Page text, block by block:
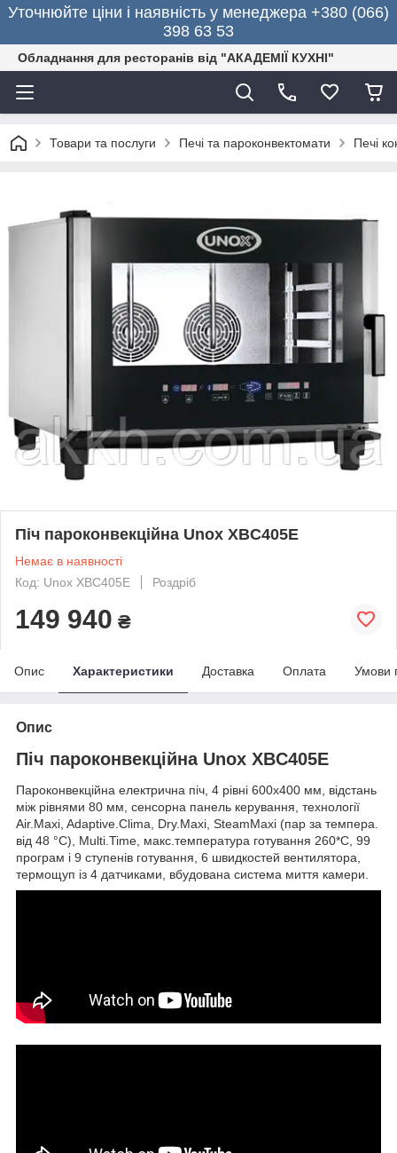
Уточнюйте ціни і наявність у менеджера +380 (066)
398 63 53
Обладнання для ресторанів від "АКАДЕМІЇ КУХНІ"
Товари та послуги Печі та пароконвектомати Печі
Піч пароконвекційна Unox XBC405E
Немає в наявності
Код: Unox XBC405E
Роздріб
149 940 ₴
Опис Характеристики Доставка Оплата Умови
Опис
Піч пароконвекційна Unox XBC405E
Пароконвекційна електрична піч, 4 рівні 600x400 мм, відстань
між рівнями 80 мм, сенсорна панель керування, технології
Air.Maxi, Adaptive.Clima, Dry.Maxi, SteamMaxi (пар за темпера.
від 48 °C), Multi.Time, макс.температура готування 260*С, 99
програм і 9 ступенів готування, 6 швидкостей вентилятора,
термощуп із 4 датчиками, вбудована система миття камери.